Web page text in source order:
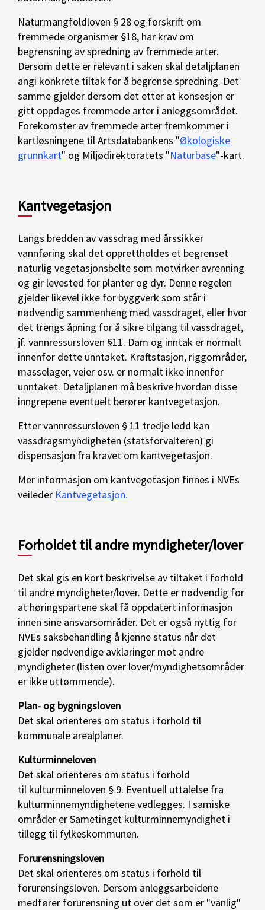
Naturmangfoldloven § 28 og forskrift om
fremmede organismer §18, har krav om
begrensning av spredning av fremmede arter.
Dersom dette er relevant i saken skal detaljplanen
angi konkrete tiltak for å begrense spredning. Det
samme gjelder dersom det etter at konsesjon er
gitt oppdages fremmede arter i anleggsområdet.
Forekomster av fremmede arter fremkommer i
kartløsningene til Artsdatabankens "Økologiske
grunnkart" og Miljødirektoratets "Naturbase"-kart.
Kantvegetasjon
Langs bredden av vassdrag med årssikker
vannføring skal det opprettholdes et begrenset
naturlig vegetasjonsbelte som motvirker avrenning
og gir levested for planter og dyr. Denne regelen
gjelder likevel ikke for byggverk som står i
nødvendig sammenheng med vassdraget, eller hvor
det trengs åpning for å sikre tilgang til vassdraget,
jf. vannressursloven §11. Dam og inntak er normalt
innenfor dette unntaket. Kraftstasjon, riggområder,
masselager, veier osv. er normalt ikke innenfor
unntaket. Detaljplanen må beskrive hvordan disse
inngrepene eventuelt berører kantvegetasjon.
Etter vannressursloven § 11 tredje ledd kan
vassdragsmyndigheten (statsforvalteren) gi
dispensasjon fra kravet om kantvegetasjon.
Mer informasjon om kantvegetasjon finnes i NVEs
veileder Kantvegetasjon.
Forholdet til andre myndigheter/lover
Det skal gis en kort beskrivelse av tiltaket i forhold
til andre myndigheter/lover. Dette er nødvendig for
at høringspartene skal få oppdatert informasjon
innen sine ansvarsområder. Det er også nyttig for
NVEs saksbehandling å kjenne status når det
gjelder nødvendige avklaringer mot andre
myndigheter (listen over lover/myndighetsområder
er ikke uttømmende).
Plan- og bygningsloven
Det skal orienteres om status i forhold til
kommunale arealplaner.
Kulturminneloven
Det skal orienteres om status i forhold
til kulturminneloven § 9. Eventuell uttalelse fra
kulturminnemyndighetene vedlegges. I samiske
områder er Sametinget kulturminnemyndighet i
tillegg til fylkeskommunen.
Forurensningsloven
Det skal orienteres om status i forhold til
forurensingsloven. Dersom anleggsarbeidene
medfører forurensning ut over det som er "vanlig"